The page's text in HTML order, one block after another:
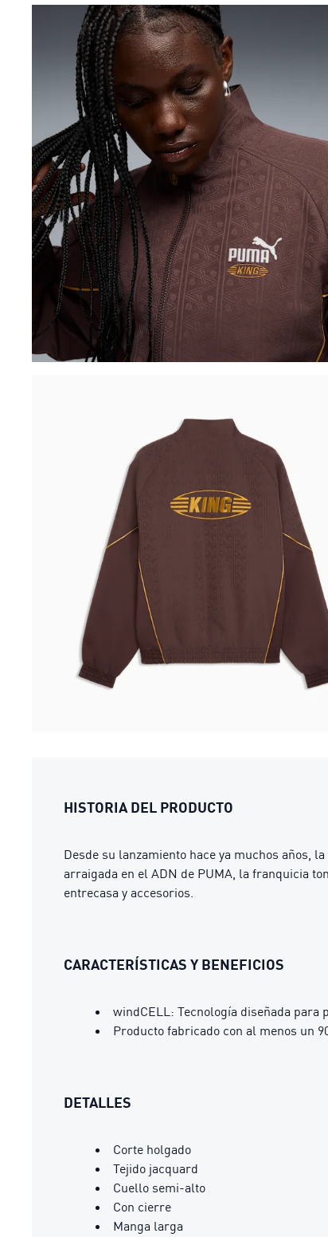
HISTORIA DEL PRODUCTO
Desde su lanzamiento hace ya muchos años,
arraigada en el ADN de PUMA, la franquicia
entrecasa y accesorios.
CARACTERÍSTICAS Y BENEFICIOS
windCELL: Tecnología diseñada
Producto fabricado con al menos un
DETALLES
Corte holgado
Tejido jacquard
Cuello semi-alto
Con cierre
Manga larga